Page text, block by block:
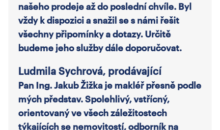
našeho prodeje až do poslední chvíle. Byl
vždy k dispozici a snažil se s námi řešit
všechny připomínky a dotazy. Určitě
budeme jeho služby dále doporučovat.
Ludmila Sychrová, prodávající
Pan Ing. Jakub Žižka je makléř přesně podle
mých představ. Spolehlivý, vstřícný,
orientovaný ve všech záležitostech
týkajících se nemovitostí, odborník na